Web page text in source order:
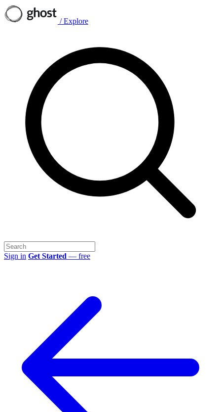
/ Explore
Sign in Get Started — free